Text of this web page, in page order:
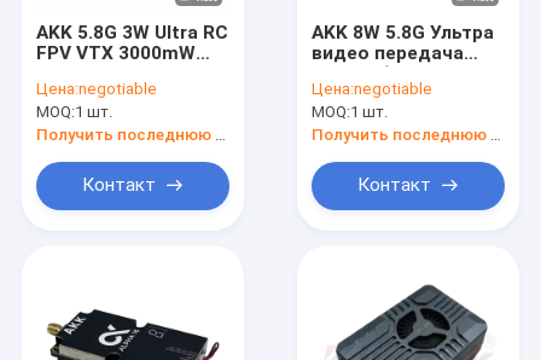
AKK 5.8G 3W Ultra RC
FPV VTX 3000mW
Дополнительные
устройства для
беспилотных
аппаратов с
дальнобойной
Цена:negotiable
MOQ:1 шт.
Получить последнюю цену
Контакт
AKK 8W 5.8G Ультра
видео передача
видео передатчик
8W VTX 96CH
Цена:negotiable
MOQ:1 шт.
Получить последнюю цену
Контакт